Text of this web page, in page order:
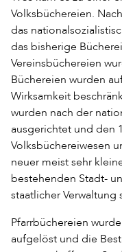
Volksbüchereien.
das
das bisherige
Vereinsbüchereien
Büchereien wurden
Wirksamkeit
wurden nach der
ausgerichtet und den
Volksbüchereiwesen
neuer meist sehr
bestehenden Stadt-
staatlicher Verwaltung
Pfarrbüchereien
aufgelöst und die